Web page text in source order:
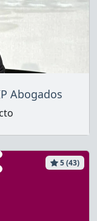
Abogados
5 (43)